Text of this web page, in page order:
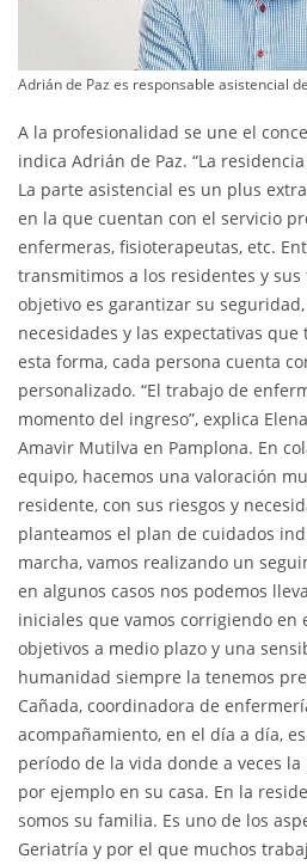
Adrián de Paz es responsable asistencial
A la profesionalidad se une el
indica Adrián de Paz. “La
La parte asistencial es un plus
en la que cuentan con el servicio
enfermeras, fisioterapeutas, etc.
transmitimos a los residentes y
objetivo es garantizar su
necesidades y las expectativas que
esta forma, cada persona cuenta
personalizado. “El trabajo de
momento del ingreso”, explica
Amavir Mutilva en Pamplona. En
equipo, hacemos una valoración
residente, con sus riesgos y
planteamos el plan de cuidados
marcha, vamos realizando un
en algunos casos nos podemos
iniciales que vamos corrigiendo en
objetivos a medio plazo y una
humanidad siempre la tenemos
Cañada, coordinadora de
acompañamiento, en el día a día,
período de la vida donde a veces
por ejemplo en su casa. En la
somos su familia. Es uno de los
Geriatría y por el que muchos